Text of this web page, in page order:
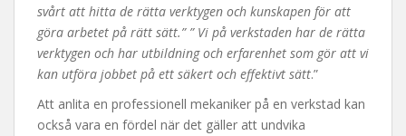
svårt att hitta de rätta verktygen och kunskapen för att
göra arbetet på rätt sätt.” ” Vi på verkstaden har de rätta
verktygen och har utbildning och erfarenhet som gör att vi
kan utföra jobbet på ett säkert och effektivt sätt.”
Att anlita en professionell mekaniker på en verkstad kan
också vara en fördel när det gäller att undvika